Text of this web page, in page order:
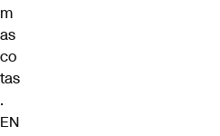
m
as
co
tas
.
EN